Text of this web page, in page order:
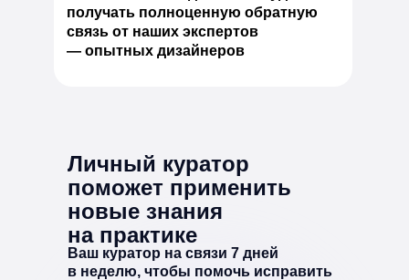
получать полноценную обратную
связь от наших экспертов
— опытных дизайнеров
Ваш куратор на связи 7 дней
в неделю, чтобы помочь исправить
Личный куратор
поможет применить
новые знания
на практике